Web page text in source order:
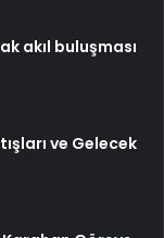
akıl buluşması
ve Gelecek